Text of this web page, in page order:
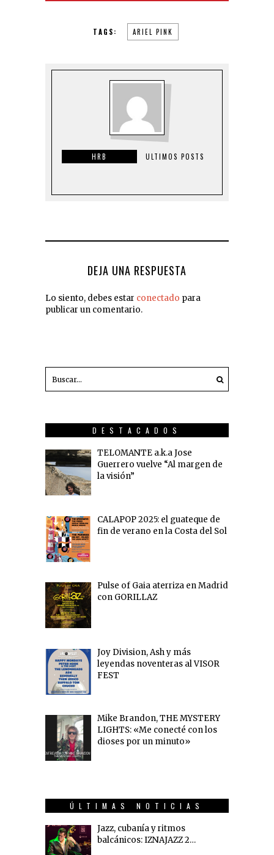
TAGS: ARIEL PINK
HRB ULTIMOS POSTS
DEJA UNA RESPUESTA
Lo siento, debes estar conectado para
publicar un comentario.
DESTACADOS
TELOMANTE a.k.a Jose
Guerrero vuelve “Al margen de
la visión”
CALAPOP 2025: el guateque de
fin de verano en la Costa del Sol
Pulse of Gaia aterriza en Madrid
con GORILLAZ
Joy Division, Ash y más
leyendas noventeras al VISOR
FEST
Mike Brandon, THE MYSTERY
LIGHTS: «Me conecté con los
dioses por un minuto»
ÚLTIMAS NOTICIAS
Jazz, cubanía y ritmos
balcánicos: IZNAJAZZ 2…